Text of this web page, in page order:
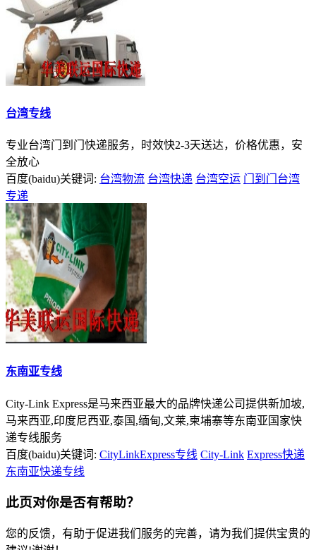
台湾专线
专业台湾门到门快递服务，时效快2-3天送达，价格优惠，安
全放心
百度(baidu)关键词: 台湾物流 台湾快递 台湾空运 门到门台湾
专递
东南亚专线
City-Link Express是马来西亚最大的品牌快递公司提供新加坡,
马来西亚,印度尼西亚,泰国,缅甸,文莱,柬埔寨等东南亚国家快
递专线服务
百度(baidu)关键词: CityLinkExpress专线 City-Link Express快递
东南亚快递专线
此页对你是否有帮助？
您的反馈，有助于促进我们服务的完善，请为我们提供宝贵的